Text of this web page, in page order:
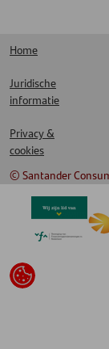
Home
Juridische
informatie
Privacy &
cookies
© Santander